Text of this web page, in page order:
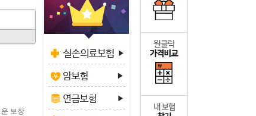
보장